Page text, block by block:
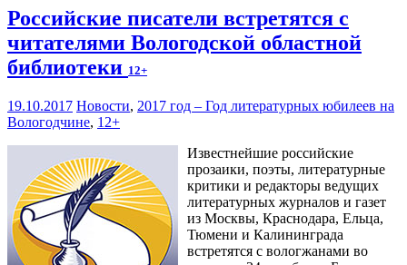
Российские писатели встретятся с
читателями Вологодской областной
библиотеки 12+
19.10.2017 Новости, 2017 год – Год литературных юбилеев на
Вологодчине, 12+
Известнейшие российские
прозаики, поэты, литературные
критики и редакторы ведущих
литературных журналов и газет
из Москвы, Краснодара, Ельца,
Тюмени и Калининграда
встретятся с вологжанами во